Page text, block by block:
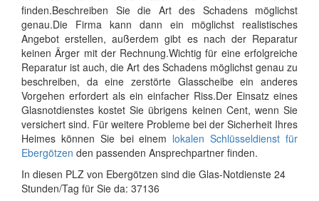
finden.Beschreiben Sie die Art des Schadens möglichst
genau.Die Firma kann dann ein möglichst realistisches
Angebot erstellen, außerdem gibt es nach der Reparatur
keinen Ärger mit der Rechnung.Wichtig für eine erfolgreiche
Reparatur ist auch, die Art des Schadens möglichst genau zu
beschreiben, da eine zerstörte Glasscheibe ein anderes
Vorgehen erfordert als ein einfacher Riss.Der Einsatz eines
Glasnotdienstes kostet Sie übrigens keinen Cent, wenn Sie
versichert sind. Für weitere Probleme bei der Sicherheit Ihres
Heimes können Sie bei einem lokalen Schlüsseldienst für
Ebergötzen den passenden Ansprechpartner finden.
In diesen PLZ von Ebergötzen sind die Glas-Notdienste 24
Stunden/Tag für Sie da: 37136